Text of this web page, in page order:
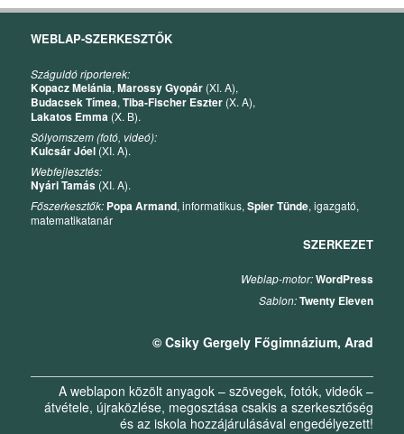
WEBLAP-SZERKESZTŐK
Száguldó riporterek:
Kopacz Melánia,Marossy Gyopár (XI. A),
Budacsek Tímea,Tiba-Fischer Eszter (X. A),
Lakatos Emma (X. B).
Sólyomszem (fotó, videó):
Kulcsár Jóel (XI. A).
Webfejlesztés:
Nyári Tamás (XI. A).
Főszerkesztők: Popa Armand, informatikus,Spier Tünde, igazgató,
matematikatanár
SZERKEZET
Weblap-motor:WordPress
Sablon:Twenty Eleven
© Csiky Gergely Főgimnázium, Arad
A weblapon közölt anyagok – szövegek, fotók, videók –
átvétele, újraközlése, megosztása csakis a szerkesztőség
és az iskola hozzájárulásával engedélyezett!